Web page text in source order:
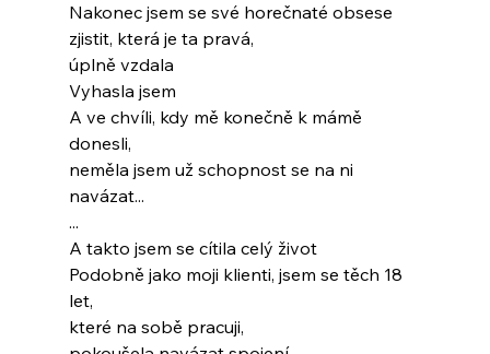
Nakonec jsem se své horečnaté obsese
zjistit, která je ta pravá,
úplně vzdala
Vyhasla jsem
A ve chvíli, kdy mě konečně k mámě
donesli,
neměla jsem už schopnost se na ni
navázat...
...
A takto jsem se cítila celý život
Podobně jako moji klienti, jsem se těch 18
let,
které na sobě pracuji,